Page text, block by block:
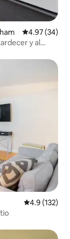
Calificación
4.97 (34)
y al
Calificación
4.9 (132)